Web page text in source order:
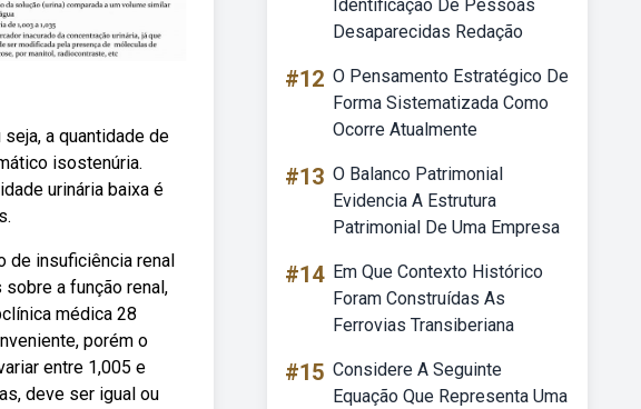
a quantidade de
isostenúria.
urinária baixa é
de insuficiência renal
a função renal,
médica 28
porém o
entre 1,005 e
deve ser igual ou
Identificação De Pessoas
Desaparecidas Redação
#12 O Pensamento Estratégico De
Forma Sistematizada Como
Ocorre Atualmente
#13 O Balanco Patrimonial
Evidencia A Estrutura
Patrimonial De Uma Empresa
#14 Em Que Contexto Histórico
Foram Construídas As
Ferrovias Transiberiana
#15 Considere A Seguinte
Equação Que Representa Uma